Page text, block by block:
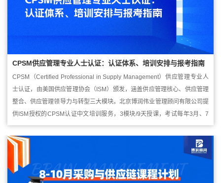
CPSM供应管理专业人士认证：认证体系、培训安排与报考指南
CPSM（Certified Professional in Supply Management）供应管理专业人
士认证，由美国供应管理协会（ISM）颁发，涵盖供应管理核心、供应管理
整合、供应管理领导力与转型三大模块。北京博润伟业管理顾问有限公司提
供ISM授权的CPSM认证中文培训服务，3模块/9天授课，考试每年3月、7
月、11月统考，400分通过/600满分。...